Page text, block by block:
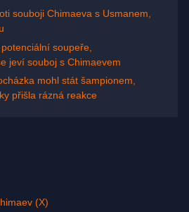
souboji Chimaeva s Usmanem,
soupeře,
jeví souboj s Chimaevem
mohl stát šampionem,
přišla rázná reakce
(X)